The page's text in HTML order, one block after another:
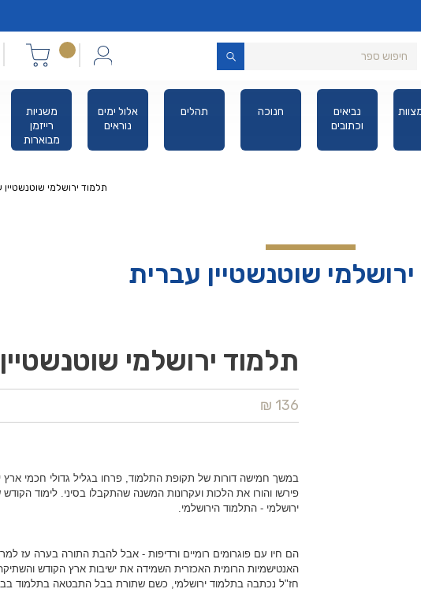
משניות
רייזמן
מבוארות
אלול ימים
נוראים
תהלים חנוכה
נביאים
וכתובים
תלמוד ירושלמי שוטנשטיין
שוטנשטיין עברית
תלמוד ירושלמי
136 ₪
במשך חמישה דורות של תקופת התלמוד, פרחו בגליל גדולי חכמי ארץ
פירשו והורו את הלכות ועקרונות המשנה שהתקבלו בסיני. לימוד
ירושלמי - התלמוד הירושלמי.
הם חיו עם פוגרומים רומיים ורדיפות - אבל להבת התורה בערה עז
האנטישמיות הרומית האכזרית השמידה את ישיבות ארץ הקודש
חז"ל נכתבה בתלמוד ירושלמי, כשם שתורת בבל התבטאה בתלמוד